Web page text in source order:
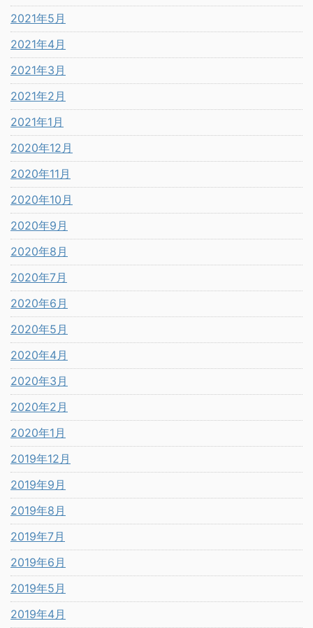
2021年5月
2021年4月
2021年3月
2021年2月
2021年1月
2020年12月
2020年11月
2020年10月
2020年9月
2020年8月
2020年7月
2020年6月
2020年5月
2020年4月
2020年3月
2020年2月
2020年1月
2019年12月
2019年9月
2019年8月
2019年7月
2019年6月
2019年5月
2019年4月